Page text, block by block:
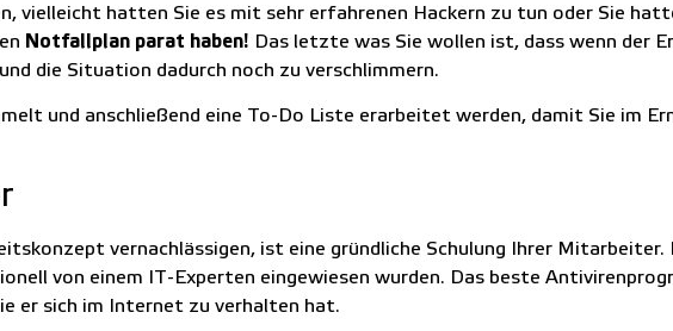
vielleicht hatten Sie es mit sehr erfahrenen Hackern zu tun oder Sie
Notfallplan parat haben! Das letzte was Sie wollen ist, dass wenn der
die Situation dadurch noch zu verschlimmern.
und anschließend eine To-Do Liste erarbeitet werden, damit Sie im
vernachlässigen, ist eine gründliche Schulung Ihrer
von einem IT-Experten eingewiesen wurden. Das beste
er sich im Internet zu verhalten hat.